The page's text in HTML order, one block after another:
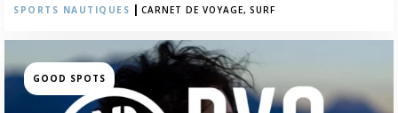
SPORTS NAUTIQUES | CARNET DE VOYAGE, SURF
GOOD SPOTS